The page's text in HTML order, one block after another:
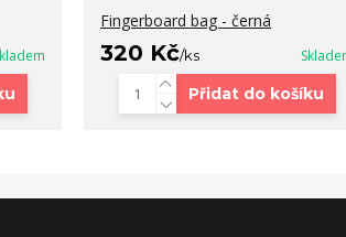
Fingerboard bag - černá
320 Kč/ks
Přidat do košíku